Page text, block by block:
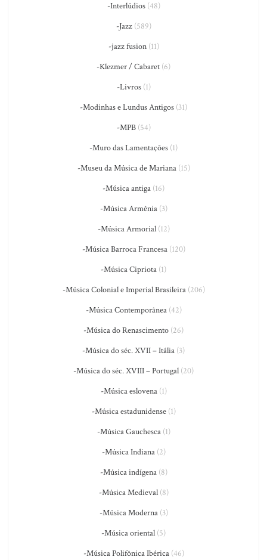
-Interlúdios(48)
-Jazz(589)
-jazz fusion(11)
-Klezmer / Cabaret (6)
-Livros(1)
-Modinhas e Lundus Antigos (31)
-MPB(54)
-Muro das Lamentações (1)
-Museu da Música de Mariana(15)
-Música antiga (16)
-Música Armênia(3)
-Música Armorial(12)
-Música Barroca Francesa(120)
-Música Cipriota (1)
-Música Colonial e Imperial Brasileira(206)
-Música Contemporânea(42)
-Música do Renascimento (26)
-Música do séc. XVII – Itália (3)
-Música do séc. XVIII – Portugal (20)
-Música eslovena(1)
-Música estadunidense(1)
-Música Gauchesca(1)
-Música Indiana(2)
-Música indígena(8)
-Música Medieval(8)
-Música Moderna(3)
-Música oriental (5)
-Música Polifônica Ibérica(46)